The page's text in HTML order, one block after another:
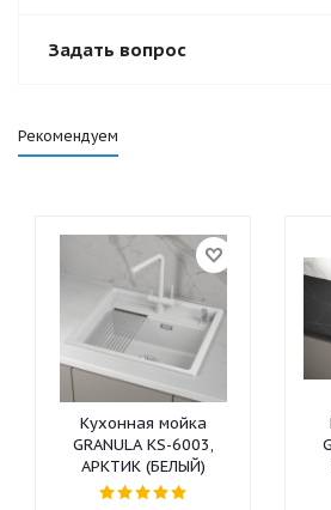
Задать вопрос
Рекомендуем
Кухонная мойка
GRANULA KS-6003,
АРКТИК (БЕЛЫЙ)